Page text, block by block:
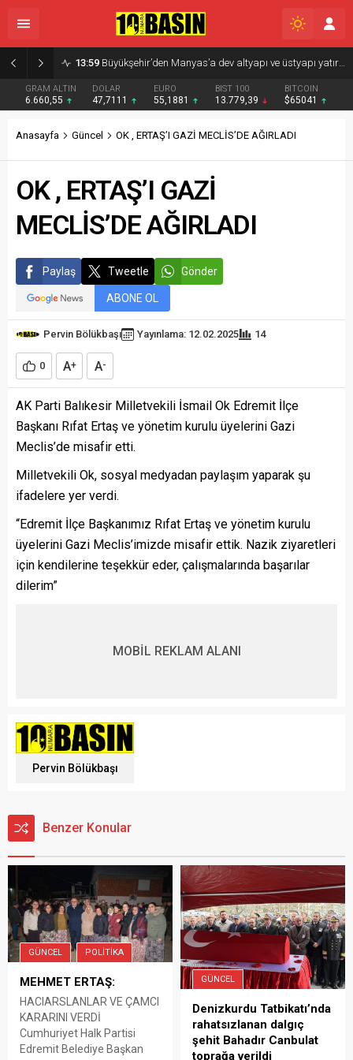
08:13 ALTIEYLÜL TRIO SAHNE ALDI
GRAM ALTIN
6.660,55
DOLAR
47,7111
EURO
55,1881
BIST 100
13.779,39
BITCOIN
$65041
Anasayfa Güncel OK , ERTAŞ’I GAZİ MECLİS’DE AĞIRLADI
OK , ERTAŞ’I GAZİ
MECLİS’DE AĞIRLADI
Paylaş Tweetle Gönder
ABONE OL
Pervin Bölükbaşı Yayınlama: 12.02.2025 14
0 A+ A-
AK Parti Balıkesir Milletvekili İsmail Ok Edremit İlçe
Başkanı Rıfat Ertaş ve yönetim kurulu üyelerini Gazi
Meclis’de misafir etti.
Milletvekili Ok, sosyal medyadan paylaşım yaparak şu
ifadelere yer verdi.
“Edremit İlçe Başkanımız Rıfat Ertaş ve yönetim kurulu
üyelerini Gazi Meclis’imizde misafir ettik. Nazik ziyaretleri
için kendilerine teşekkür eder, çalışmalarında başarılar
dilerim”
MOBİL REKLAM ALANI
Pervin Bölükbaşı
Benzer Konular
GÜNCEL POLITIKA
MEHMET ERTAŞ:
HACIARSLANLAR VE ÇAMCI
KARARINI VERDİ
Cumhuriyet Halk Partisi
Edremit Belediye Başkan
GÜNCEL
Denizkurdu Tatbikatı’nda
rahatsızlanan dalgıç
şehit Bahadır Canbulat
toprağa verildi